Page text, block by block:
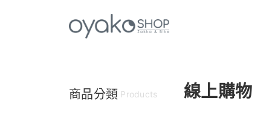
商品分類 Products 線上購物